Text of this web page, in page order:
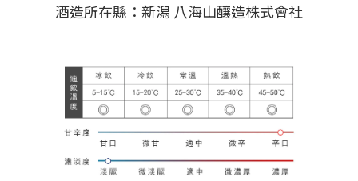
酒造所在縣：新潟 八海山釀造株式會社